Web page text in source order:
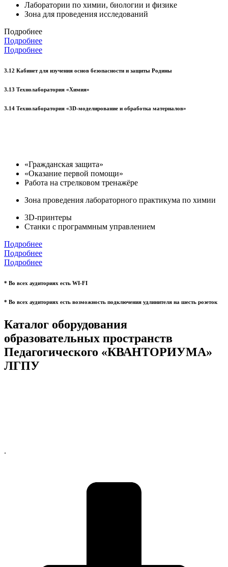
Лаборатории по химии, биологии и физике
Зона для проведения исследований
Подробнее
Подробнее
Подробнее
3.12 Кабинет для изучения основ безопасности и защиты Родины
3.13 Технолаборатория «Химия»
3.14 Технолаборатория «3D-моделирование и обработка материалов»
«Гражданская защита»
«Оказание первой помощи»
Работа на стрелковом тренажёре
Зона проведения лабораторного практикума по химии
3D-принтеры
Станки с программным управлением
Подробнее
Подробнее
Подробнее
* Во всех аудиториях есть WI-FI
* Во всех аудиториях есть возможность подключения удлинителя на шесть розеток
Каталог оборудования
образовательных пространств
Педагогического «КВАНТОРИУМА»
ЛГПУ
.